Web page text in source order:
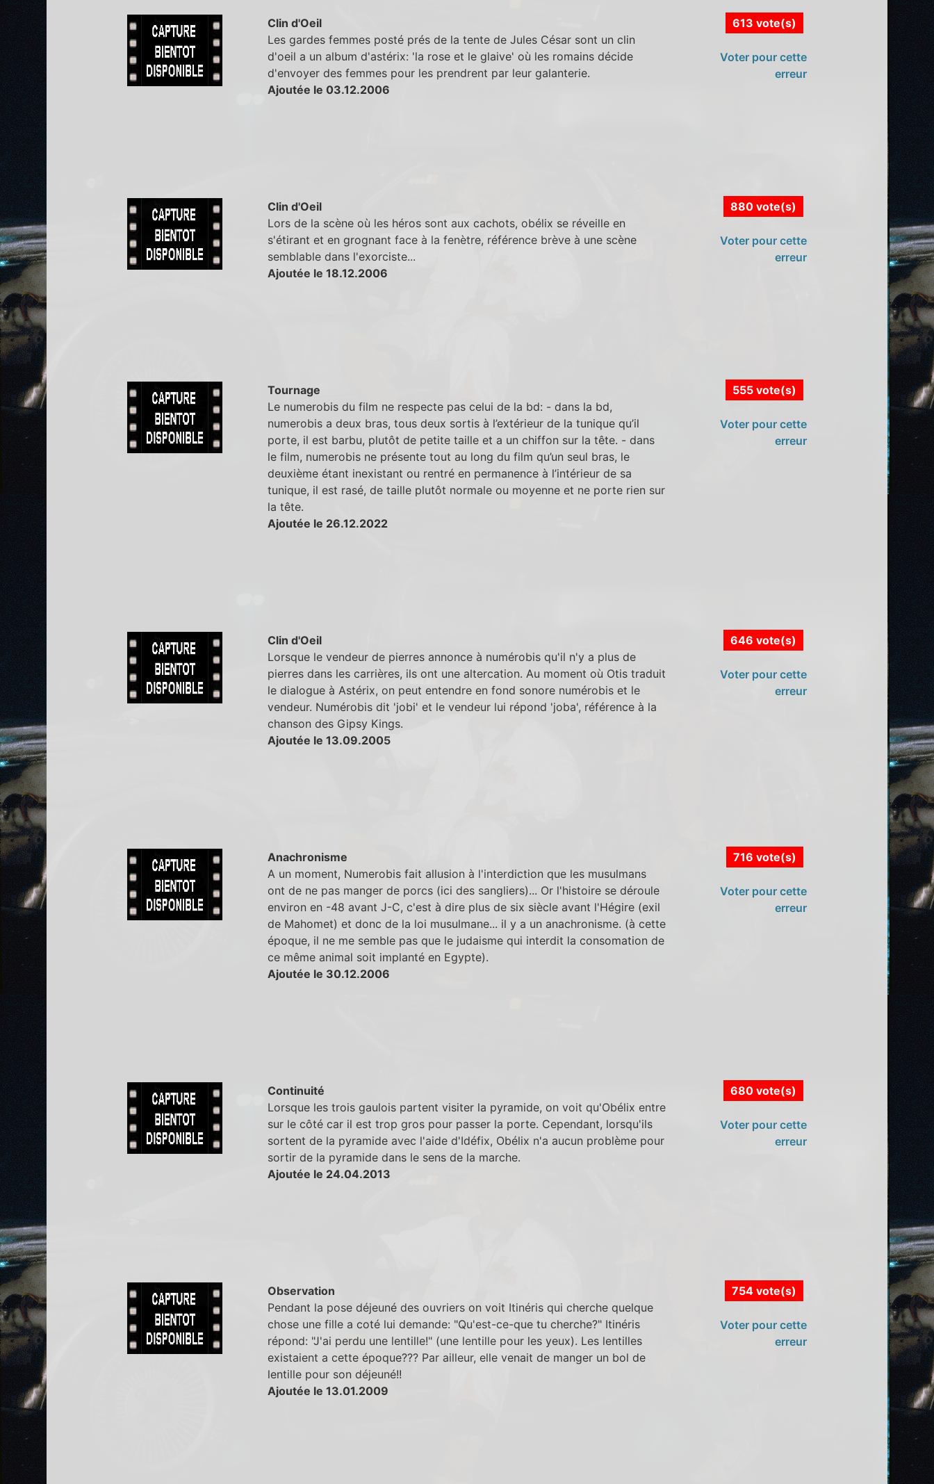
Clin d'Oeil
Les gardes femmes posté prés de la tente de Jules César sont un clin
d'oeil a un album d'astérix: 'la rose et le glaive' où les romains décide
d'envoyer des femmes pour les prendrent par leur galanterie.
Ajoutée le 03.12.2006
613 vote(s)
Voter pour cette
erreur
Clin d'Oeil
Lors de la scène où les héros sont aux cachots, obélix se réveille en
s'étirant et en grognant face à la fenètre, référence brève à une scène
semblable dans l'exorciste...
Ajoutée le 18.12.2006
880 vote(s)
Voter pour cette
erreur
Tournage
Le numerobis du film ne respecte pas celui de la bd: - dans la bd,
numerobis a deux bras, tous deux sortis à l’extérieur de la tunique qu’il
porte, il est barbu, plutôt de petite taille et a un chiffon sur la tête. - dans
le film, numerobis ne présente tout au long du film qu’un seul bras, le
deuxième étant inexistant ou rentré en permanence à l’intérieur de sa
tunique, il est rasé, de taille plutôt normale ou moyenne et ne porte rien sur
la tête.
Ajoutée le 26.12.2022
555 vote(s)
Voter pour cette
erreur
Clin d'Oeil
Lorsque le vendeur de pierres annonce à numérobis qu'il n'y a plus de
pierres dans les carrières, ils ont une altercation. Au moment où Otis traduit
le dialogue à Astérix, on peut entendre en fond sonore numérobis et le
vendeur. Numérobis dit 'jobi' et le vendeur lui répond 'joba', référence à la
chanson des Gipsy Kings.
Ajoutée le 13.09.2005
646 vote(s)
Voter pour cette
erreur
Anachronisme
A un moment, Numerobis fait allusion à l'interdiction que les musulmans
ont de ne pas manger de porcs (ici des sangliers)... Or l'histoire se déroule
environ en -48 avant J-C, c'est à dire plus de six siècle avant l'Hégire (exil
de Mahomet) et donc de la loi musulmane... il y a un anachronisme. (à cette
époque, il ne me semble pas que le judaisme qui interdit la consomation de
ce même animal soit implanté en Egypte).
Ajoutée le 30.12.2006
716 vote(s)
Voter pour cette
erreur
Continuité
Lorsque les trois gaulois partent visiter la pyramide, on voit qu'Obélix entre
sur le côté car il est trop gros pour passer la porte. Cependant, lorsqu'ils
sortent de la pyramide avec l'aide d'Idéfix, Obélix n'a aucun problème pour
sortir de la pyramide dans le sens de la marche.
Ajoutée le 24.04.2013
680 vote(s)
Voter pour cette
erreur
Observation
Pendant la pose déjeuné des ouvriers on voit Itinéris qui cherche quelque
chose une fille a coté lui demande: "Qu'est-ce-que tu cherche?" Itinéris
répond: "J'ai perdu une lentille!" (une lentille pour les yeux). Les lentilles
existaient a cette époque??? Par ailleur, elle venait de manger un bol de
lentille pour son déjeuné!!
Ajoutée le 13.01.2009
754 vote(s)
Voter pour cette
erreur